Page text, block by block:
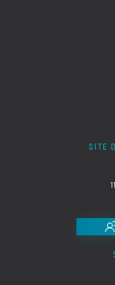
SITE